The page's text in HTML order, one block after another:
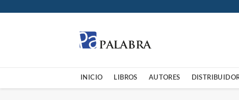
INICIO LIBROS AUTORES